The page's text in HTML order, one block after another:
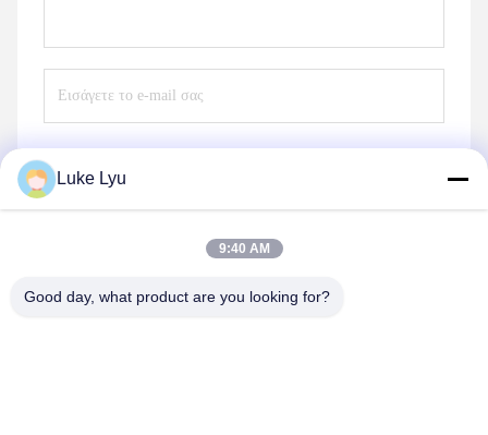
Luke Lyu
9:40 AM
Good day, what product are you looking for?